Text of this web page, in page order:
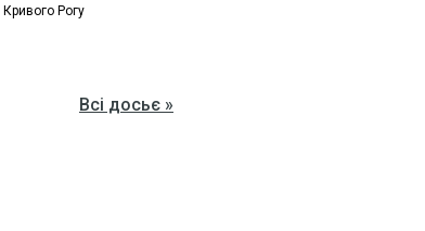
Кривого Рогу
Всі досьє »